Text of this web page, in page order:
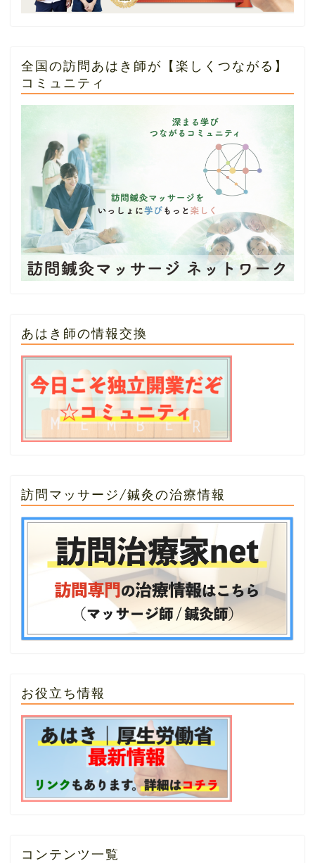
全国の訪問あはき師が【楽しくつながる】
コミュニティ
あはき師の情報交換
訪問マッサージ/鍼灸の治療情報
お役立ち情報
コンテンツ一覧